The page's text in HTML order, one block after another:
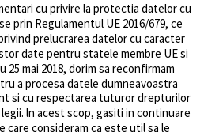
electrica
cu privire la protectia datelor cu
prin Regulamentul UE 2016/679, ce
prelucrarea datelor cu caracter
date pentru statele membre UE si
25 mai 2018, dorim sa reconfirmam
a procesa datele dumneavoastra
si cu respectarea tuturor drepturilor
ln acest scop, gasiti in continuare
care consideram ca este util sa le